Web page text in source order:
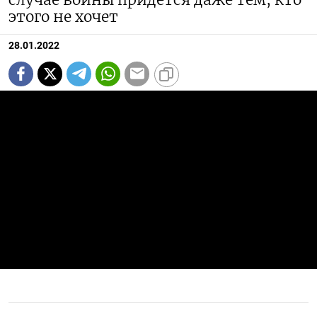
этого не хочет
28.01.2022